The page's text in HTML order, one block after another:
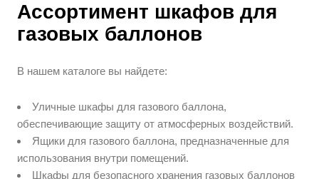
Ассортимент шкафов для
газовых баллонов
В нашем каталоге вы найдете:
Уличные шкафы для газового баллона,
обеспечивающие защиту от атмосферных воздействий.
Ящики для газового баллона, предназначенные для
использования внутри помещений.
Шкафы для безопасного хранения газовых баллонов